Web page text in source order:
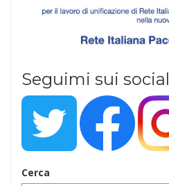
Seguimi sui social
Cerca